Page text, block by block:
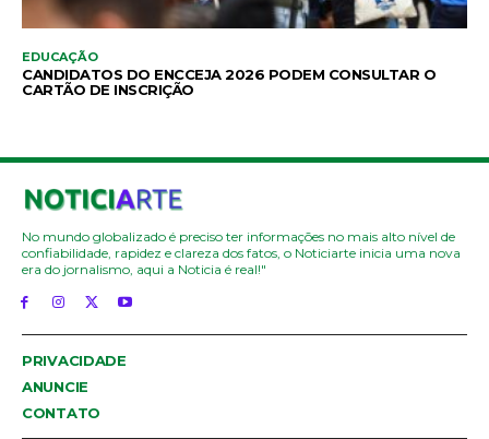
EDUCAÇÃO
CANDIDATOS DO ENCCEJA 2026 PODEM CONSULTAR O
CARTÃO DE INSCRIÇÃO
No mundo globalizado é preciso ter informações no mais alto nível de
confiabilidade, rapidez e clareza dos fatos, o Noticiarte inicia uma nova
era do jornalismo, aqui a Noticia é real!"
PRIVACIDADE
ANUNCIE
CONTATO